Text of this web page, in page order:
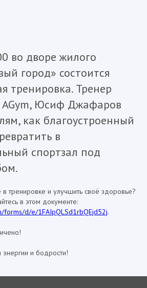
во дворе жилого
город» состоится
тренировка. Тренер
AGym, Юсиф Джафаров
как благоустроенный
в
спортзал под
в тренировке и улучшить своё здоровье?
в этом документе:
forms/d/e/1FAIpQLSd1rbQEjd52j.
и бодрости!